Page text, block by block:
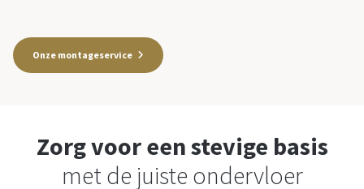
Onze montageservice
Zorg voor een stevige basis
met de juiste ondervloer